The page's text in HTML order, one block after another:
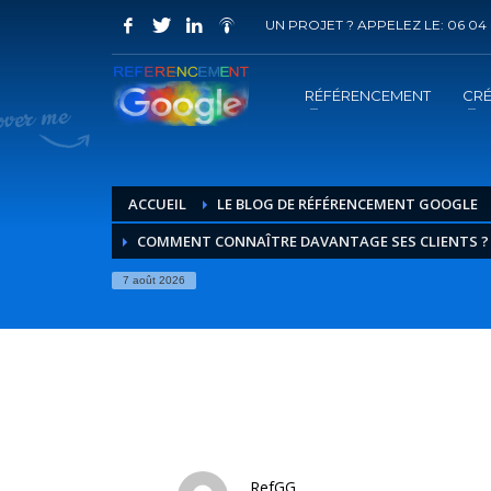
COMMENT ACHETER UN PRESTATION
1 Choisir la prestation
Vous recevrez sous 5 jours ouvrés un mail de
UN PROJET ? APPELEZ LE: 06 04
RÉFÉRENCEMENT
ACCUEIL LE BLOG DE RÉFÉRENCEMENT GOOGLE
COMMENT CONNAÎTRE DAVANTAGE SES CLIENTS ?
7 août 2026